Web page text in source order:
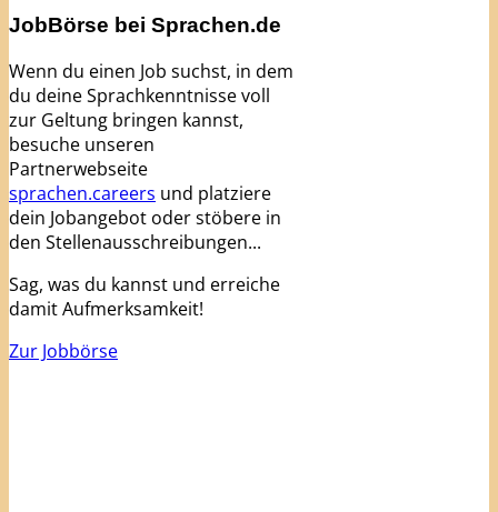
JobBörse bei Sprachen.de
Wenn du einen Job suchst, in dem
du deine Sprachkenntnisse voll
zur Geltung bringen kannst,
besuche unseren
Partnerwebseite
sprachen.careers und platziere
dein Jobangebot oder stöbere in
den Stellenausschreibungen...
Sag, was du kannst und erreiche
damit Aufmerksamkeit!
Zur Jobbörse